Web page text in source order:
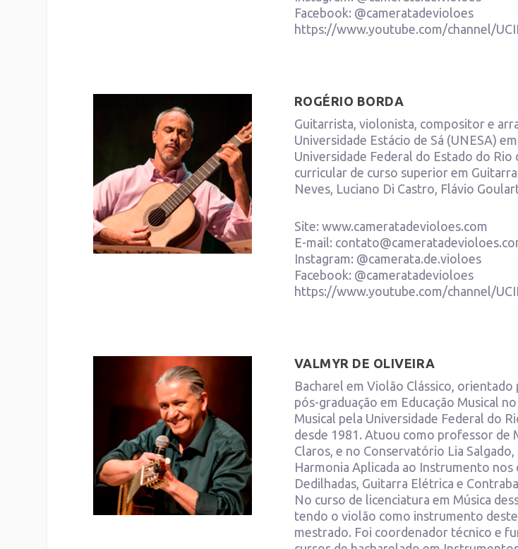
Facebook: @cameratadevioloes
https://www.youtube.com/channel/
ROGÉRIO BORDA
Guitarrista, violonista, compositor e
Universidade Estácio de Sá (UNESA)
Universidade Federal do Estado do
curricular de curso superior em
Neves, Luciano Di Castro, Flávio
Site: www.cameratadevioloes.com
E-mail:
Instagram: @camerata.de.violoes
Facebook: @cameratadevioloes
https://www.youtube.com/channel/
VALMYR DE OLIVEIRA
Bacharel em Violão Clássico,
pós-graduação em Educação Musical
Musical pela Universidade Federal do
desde 1981. Atuou como professor de
Claros, e no Conservatório Lia
Harmonia Aplicada ao Instrumento nos
Dedilhadas, Guitarra Elétrica e
No curso de licenciatura em Música
tendo o violão como instrumento
mestrado. Foi coordenador técnico e